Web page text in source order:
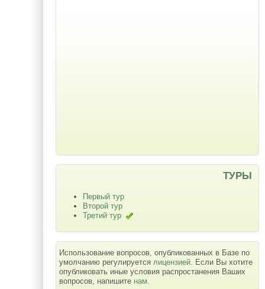
ТУРЫ
Первый тур
Второй тур
Третий тур
Использование вопросов, опубликованных в Базе по
умолчанию регулируется лицензией. Если Вы хотите
опубликовать иные условия распростанения Ваших
вопросов, напишите нам.